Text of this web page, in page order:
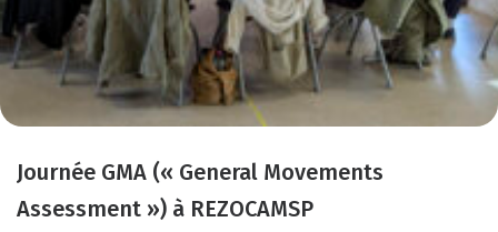
Journée GMA (« General Movements
Assessment ») à REZOCAMSP